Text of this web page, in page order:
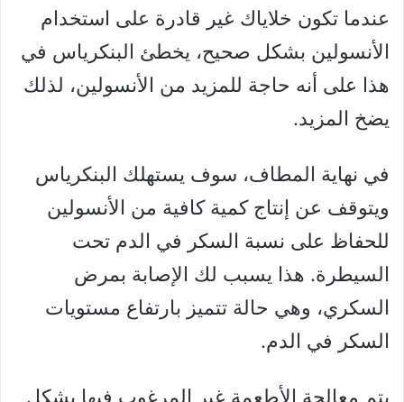
عندما تكون خلاياك غير قادرة على استخدام
الأنسولين بشكل صحيح، يخطئ البنكرياس في
هذا على أنه حاجة للمزيد من الأنسولين، لذلك
يضخ المزيد.
في نهاية المطاف، سوف يستهلك البنكرياس
ويتوقف عن إنتاج كمية كافية من الأنسولين
للحفاظ على نسبة السكر في الدم تحت
السيطرة. هذا يسبب لك الإصابة بمرض
السكري، وهي حالة تتميز بارتفاع مستويات
السكر في الدم.
يتم معالجة الأطعمة غير المرغوب فيها بشكل